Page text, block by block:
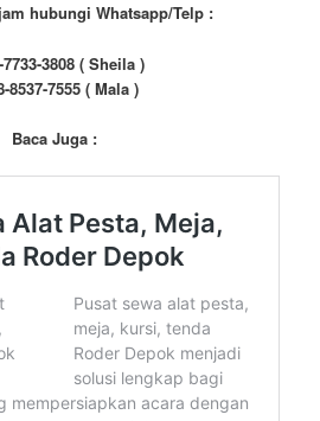
hubungi Whatsapp/Telp :
7733-3808 ( Sheila )
8537-7555 ( Mala )
Baca Juga :